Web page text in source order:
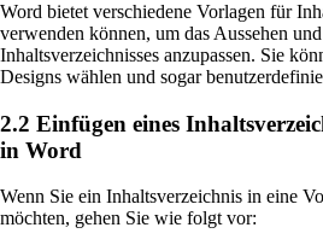
Word bietet verschiedene Vorlagen für
verwenden können, um das Aussehen
Inhaltsverzeichnisses anzupassen. Sie
Designs wählen und sogar
2.2 Einfügen eines
in Word
Wenn Sie ein Inhaltsverzeichnis in eine
möchten, gehen Sie wie folgt vor: